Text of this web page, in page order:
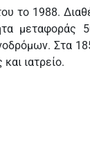
το 1988.
μεταφοράς
Στα
ιατρείο.